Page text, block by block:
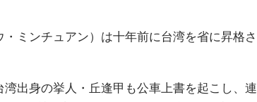
ミンチュアン）は十年前に台湾を省に昇格
出身の挙人・丘逢甲も公車上書を起こし、